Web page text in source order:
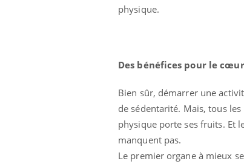
physique.
Des bénéfices pour le
Bien sûr, démarrer une
de sédentarité. Mais, tous
physique porte ses fruits. Et
manquent pas.
Le premier organe à mieux